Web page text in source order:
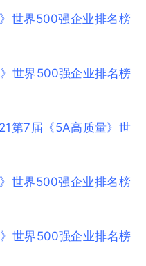
世界500强企业排名榜
世界500强企业排名榜
第7届《5A高质量》世
世界500强企业排名榜
世界500强企业排名榜